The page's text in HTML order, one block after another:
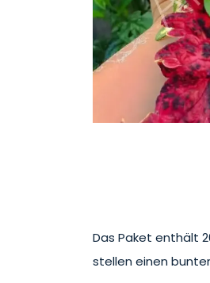
Das Paket enthält
stellen einen